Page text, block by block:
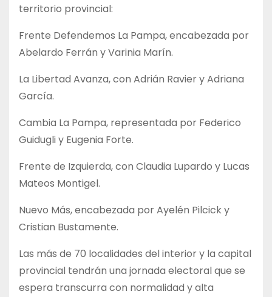
territorio provincial:
Frente Defendemos La Pampa, encabezada por
Abelardo Ferrán y Varinia Marín.
La Libertad Avanza, con Adrián Ravier y Adriana
García.
Cambia La Pampa, representada por Federico
Guidugli y Eugenia Forte.
Frente de Izquierda, con Claudia Lupardo y Lucas
Mateos Montigel.
Nuevo Más, encabezada por Ayelén Pilcick y
Cristian Bustamente.
Las más de 70 localidades del interior y la capital
provincial tendrán una jornada electoral que se
espera transcurra con normalidad y alta